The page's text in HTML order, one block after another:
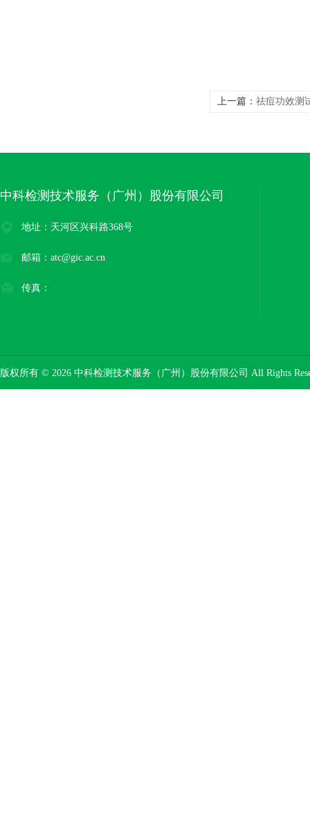
上一篇： 祛痘功效测
中科检测技术服务（广州）股份有限公司
地址：天河区兴科路368号
邮箱：atc@gic.ac.cn
传真：
版权所有 © 2026 中科检测技术服务（广州）股份有限公司 All Rights